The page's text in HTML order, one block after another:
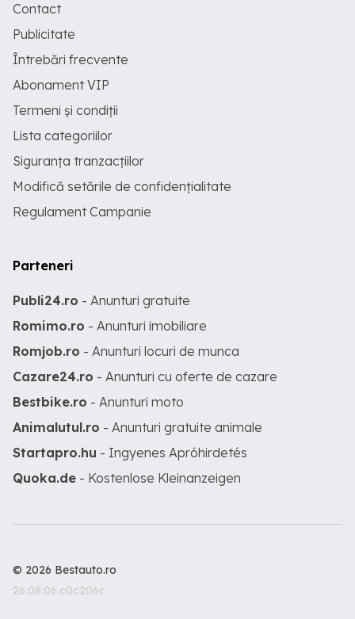
Contact
Publicitate
Întrebări frecvente
Abonament VIP
Termeni și condiții
Lista categoriilor
Siguranța tranzacțiilor
Modifică setările de confidențialitate
Regulament Campanie
Parteneri
Publi24.ro - Anunturi gratuite
Romimo.ro - Anunturi imobiliare
Romjob.ro - Anunturi locuri de munca
Cazare24.ro - Anunturi cu oferte de cazare
Bestbike.ro - Anunturi moto
Animalutul.ro - Anunturi gratuite animale
Startapro.hu - Ingyenes Apróhirdetés
Quoka.de - Kostenlose Kleinanzeigen
© 2026 Bestauto.ro
26.08.06.c0c206c